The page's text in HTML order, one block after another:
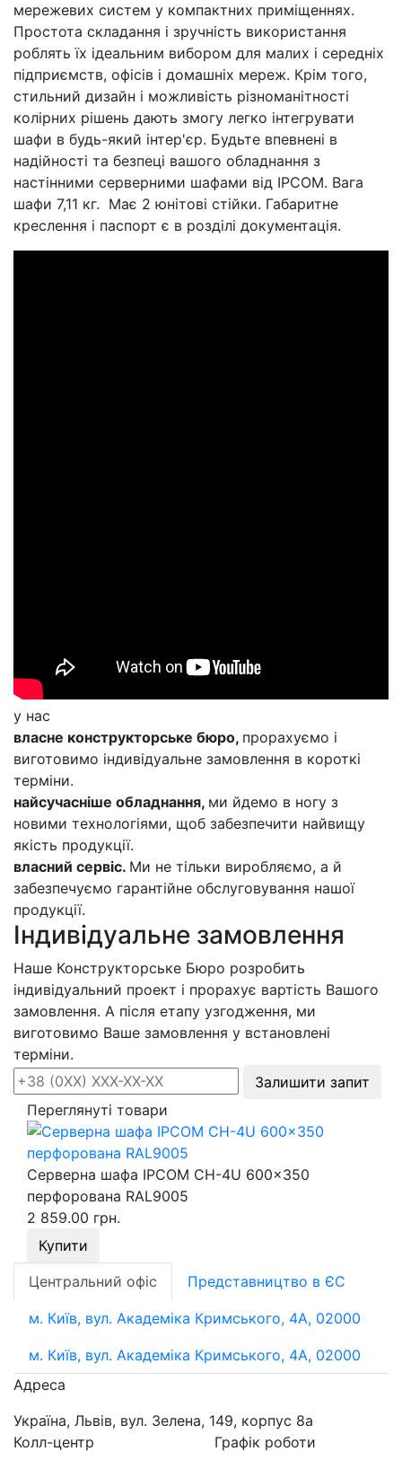
мережевих систем у компактних приміщеннях.
Простота складання і зручність використання
роблять їх ідеальним вибором для малих і середніх
підприємств, офісів і домашніх мереж. Крім того,
стильний дизайн і можливість різноманітності
колірних рішень дають змогу легко інтегрувати
шафи в будь-який інтер'єр. Будьте впевнені в
надійності та безпеці вашого обладнання з
настінними серверними шафами від IPCOM. Вага
шафи 7,11 кг. Має 2 юнітові стійки. Габаритне
креслення і паспорт є в розділі документація.
у нас
власне конструкторське бюро, прорахуємо і
виготовимо індивідуальне замовлення в короткі
терміни.
найсучасніше обладнання, ми йдемо в ногу з
новими технологіями, щоб забезпечити найвищу
якість продукції.
власний сервіс. Ми не тільки виробляємо, а й
забезпечуємо гарантійне обслуговування нашої
продукції.
Індивідуальне замовлення
Наше Конструкторське Бюро розробить
індивідуальний проект і прорахує вартість Вашого
замовлення. А після етапу узгодження, ми
виготовимо Ваше замовлення у встановлені
терміни.
Залишити запит
Переглянуті товари
Серверна шафа IPCOM CH-4U 600x350
перфорована RAL9005
2 859.00 грн.
Купити
Центральний офіс
Представництво в ЄС
м. Київ, вул. Академіка Кримського, 4А, 02000
м. Київ, вул. Академіка Кримського, 4А, 02000
Адреса
Україна, Львів, вул. Зелена, 149, корпус 8а
Колл-центр
Графік роботи